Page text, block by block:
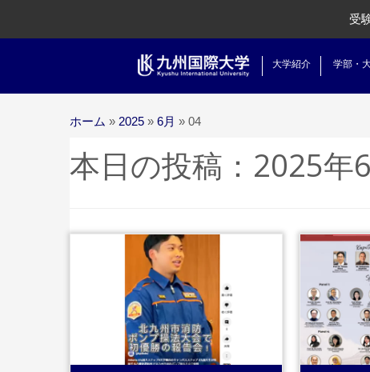
受
大学紹介 学部・
ホーム » 2025 » 6月 » 04
本日の投稿： 2025年
...続きを読む